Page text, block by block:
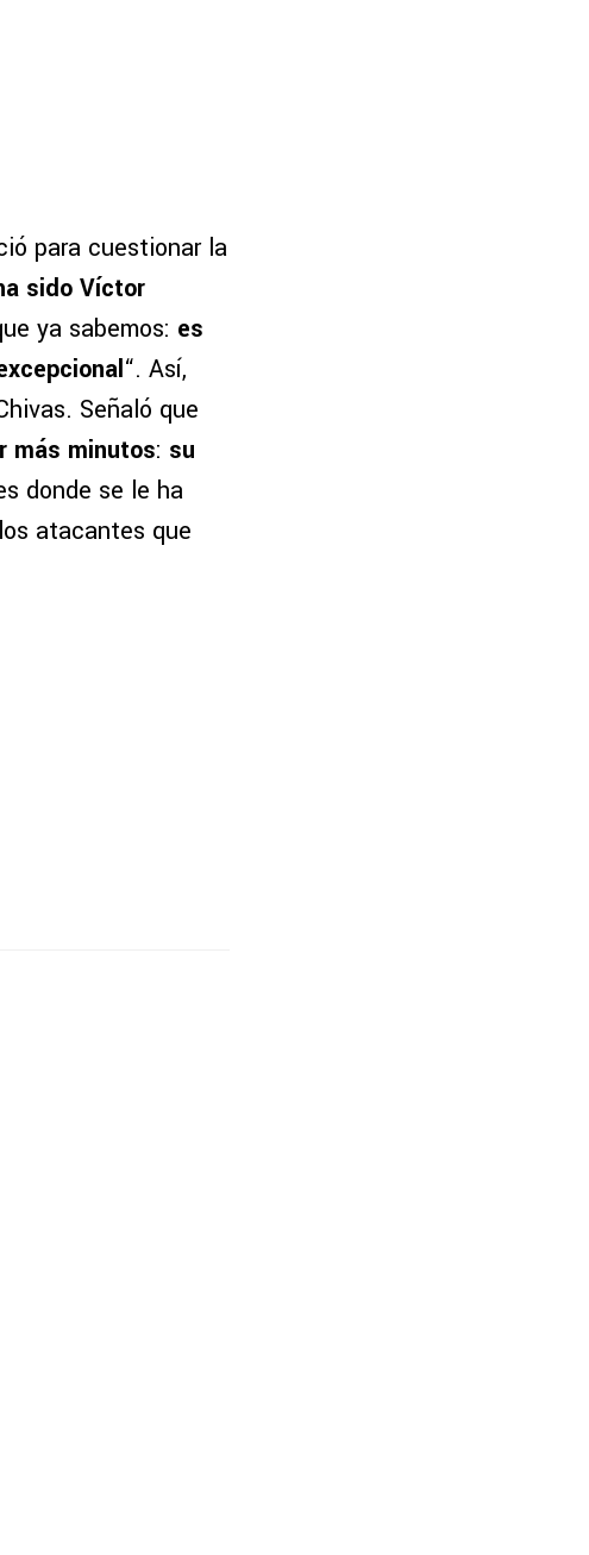
para cuestionar la
sido Víctor
ya sabemos: es
“. Así,
Señaló que
más minutos: su
donde se le ha
atacantes que